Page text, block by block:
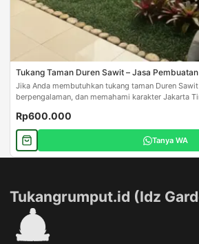
Tukang Taman Duren Sawit – Jasa
Jika Anda membutuhkan tukang taman Duren
berpengalaman, dan memahami karakter Jakarta
Rp600.000
Tanya WA
Tukangrumput.id (Idz